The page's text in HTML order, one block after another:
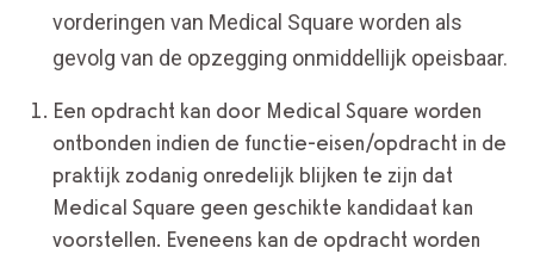
vorderingen van Medical Square worden als
gevolg van de opzegging onmiddellijk opeisbaar.
Een opdracht kan door Medical Square worden
ontbonden indien de functie-eisen/opdracht in de
praktijk zodanig onredelijk blijken te zijn dat
Medical Square geen geschikte kandidaat kan
voorstellen. Eveneens kan de opdracht worden